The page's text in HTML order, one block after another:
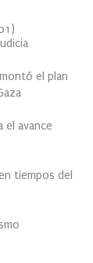
)
el plan
el avance
tiempos del